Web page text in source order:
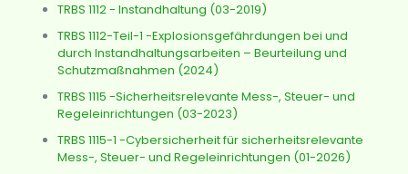
TRBS 1112 - Instandhaltung (03-2019)
TRBS 1112-Teil-1 -Explosionsgefährdungen bei und
durch Instandhaltungsarbeiten – Beurteilung und
Schutzmaßnahmen (2024)
TRBS 1115 -Sicherheitsrelevante Mess-, Steuer- und
Regeleinrichtungen (03-2023)
TRBS 1115-1 -Cybersicherheit für sicherheitsrelevante
Mess-, Steuer- und Regeleinrichtungen (01-2026)